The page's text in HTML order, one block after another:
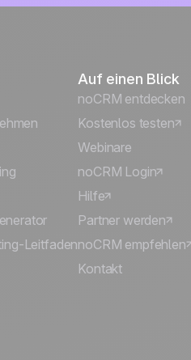
Leitfaden
Auf einen Blick
noCRM entdecken
Kostenlos testen
Webinare
noCRM Login
Hilfe
Partner werden
noCRM empfehlen
Kontakt